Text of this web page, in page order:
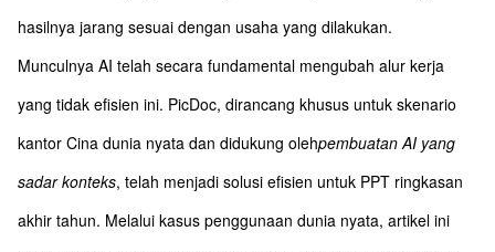
hasilnya jarang sesuai dengan usaha yang dilakukan.
Munculnya AI telah secara fundamental mengubah alur kerja
yang tidak efisien ini. PicDoc, dirancang khusus untuk skenario
kantor Cina dunia nyata dan didukung olehpembuatan AI yang
sadar konteks, telah menjadi solusi efisien untuk PPT ringkasan
akhir tahun. Melalui kasus penggunaan dunia nyata, artikel ini